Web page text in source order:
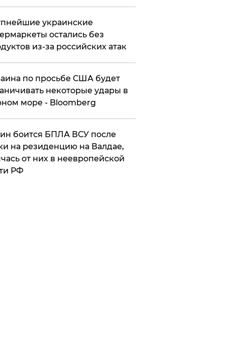
украинские
остались без
из-за российских атак
по просьбе США будет
некоторые удары в
море - Bloomberg
боится БПЛА ВСУ после
на резиденцию на Валдае,
от них в неевропейской
РФ